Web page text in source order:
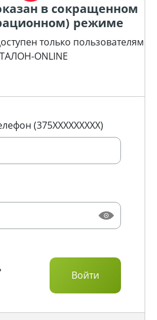
в сокращенном
режиме
только пользователям
ONLINE
(375XXXXXXXXX)